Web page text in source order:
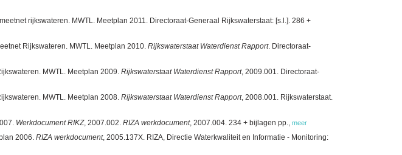
rijkswateren. MWTL. Meetplan 2011. Directoraat-Generaal Rijkswaterstaat: [s.l.]. 286 +
Rijkswateren. MWTL. Meetplan 2010. Rijkswaterstaat Waterdienst Rapport. Directoraat-
MWTL. Meetplan 2009. Rijkswaterstaat Waterdienst Rapport, 2009.001. Directoraat-
MWTL. Meetplan 2008. Rijkswaterstaat Waterdienst Rapport, 2008.001. Rijkswaterstaat.
Werkdocument RIKZ, 2007.002. RIZA werkdocument, 2007.004. 234 + bijlagen pp. meer
2006. RIZA werkdocument, 2005.137X. RIZA, Directie Waterkwaliteit en Informatie - Monitoring: